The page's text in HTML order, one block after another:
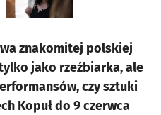
znakomitej polskiej
jako rzeźbiarka, ale
czy sztuki
Kopuł do 9 czerwca